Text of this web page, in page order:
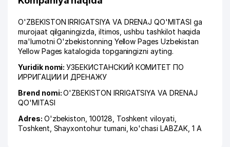
O'ZBEKISTON IRRIGATSIYA VA DRENAJ QO'MITASI ga
murojaat qilganingizda, iltimos, ushbu tashkilot haqida
ma'lumotni O'zbekistonning Yellow Pages Uzbekistan
Yellow Pages katalogida topganingizni ayting.
Yuridik nomi:УЗБЕКИСТАНСКИЙ КОМИТЕТ ПО
ИРРИГАЦИИ И ДРЕНАЖУ
Brend nomi:O'ZBEKISTON IRRIGATSIYA VA DRENAJ
QO'MITASI
Adres: O'zbekiston, 100128, Toshkent viloyati
Toshkent Shayxontohur tumani ,ko'chasi LABZAK, 1 A